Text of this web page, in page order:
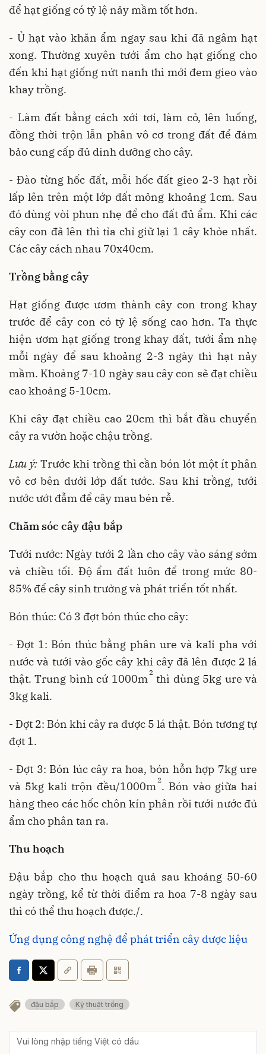
để hạt giống có tỷ lệ nảy mầm tốt hơn.
- Ủ hạt vào khăn ẩm ngay sau khi đã ngâm hạt
xong. Thường xuyên tưới ẩm cho hạt giống cho
đến khi hạt giống nứt nanh thì mới đem gieo vào
khay trồng.
- Làm đất bằng cách xới tơi, làm cỏ, lên luống,
đồng thời trộn lẫn phân vô cơ trong đất để đảm
bảo cung cấp đủ dinh dưỡng cho cây.
- Đào từng hốc đất, mỗi hốc đất gieo 2-3 hạt rồi
lấp lên trên một lớp đất mỏng khoảng 1cm. Sau
đó dùng vòi phun nhẹ để cho đất đủ ẩm. Khi các
cây con đã lên thì tỉa chỉ giữ lại 1 cây khỏe nhất.
Các cây cách nhau 70x40cm.
Trồng bằng cây
Hạt giống được ươm thành cây con trong khay
trước để cây con có tỷ lệ sống cao hơn. Ta thực
hiện ươm hạt giống trong khay đất, tưới ẩm nhẹ
mỗi ngày để sau khoảng 2-3 ngày thì hạt nảy
mầm. Khoảng 7-10 ngày sau cây con sẽ đạt chiều
cao khoảng 5-10cm.
Khi cây đạt chiều cao 20cm thì bắt đầu chuyển
cây ra vườn hoặc chậu trồng.
Lưu ý:Trước khi trồng thì cần bón lót một ít phân
vô cơ bên dưới lớp đất tước. Sau khi trồng, tưới
nước ướt đẫm để cây mau bén rễ.
Chăm sóc cây đậu bắp
Tưới nước: Ngày tưới 2 lần cho cây vào sáng sớm
và chiều tối. Độ ẩm đất luôn để trong mức 80-
85% để cây sinh trưởng và phát triển tốt nhất.
Bón thúc: Có 3 đợt bón thúc cho cây:
- Đợt 1: Bón thúc bằng phân ure và kali pha với
nước và tưới vào gốc cây khi cây đã lên được 2 lá
thật. Trung bình cứ 1000m 2thì dùng 5kg ure và
3kg kali.
- Đợt 2: Bón khi cây ra được 5 lá thật. Bón tương tự
đợt 1.
- Đợt 3: Bón lúc cây ra hoa, bón hỗn hợp 7kg ure
và 5kg kali trộn đều/1000m 2. Bón vào giữa hai
hàng theo các hốc chôn kín phân rồi tưới nước đủ
ẩm cho phân tan ra.
Thu hoạch
Đậu bắp cho thu hoạch quả sau khoảng 50-60
ngày trồng, kể từ thời điểm ra hoa 7-8 ngày sau
thì có thể thu hoạch được./.
Ứng dụng công nghệ để phát triển cây dược liệu
đậu bắp Kỹ thuật trồng